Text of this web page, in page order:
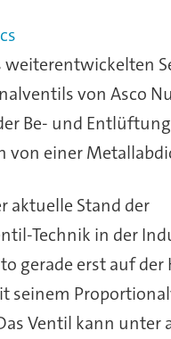
weiterentwickelten
von Asco
Be- und
von einer
aktuelle Stand der
Technik in der
gerade erst auf
seinem
Ventil kann unter